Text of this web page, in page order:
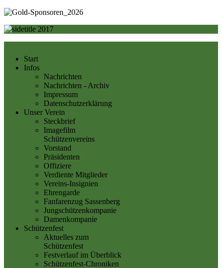
Start
Infos
Nachrichten
Nachrichten - Archiv
Impressum
Datenschutzerklärung
Unser Verein
Steckbrief
Imagefilm
Schützenvereins
Vorstand
Präsidenten
Offiziere
Verdiente Mitglieder
Vereins-Insignien
Ehrengarde
Fanfarenzug Sassenberg
Jungschützenkompanie
Damenkompanie
Schützenfest
Aktuelles zum
Schützenfest
Festverlauf im Überblick
Schützenfest-Chroniken